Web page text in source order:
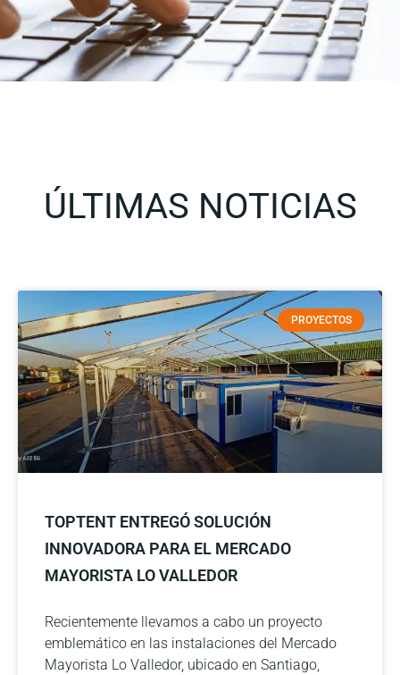
ÚLTIMAS NOTICIAS
PROYECTOS
TOPTENT ENTREGÓ SOLUCIÓN
INNOVADORA PARA EL MERCADO
MAYORISTA LO VALLEDOR
Recientemente llevamos a cabo un proyecto
emblemático en las instalaciones del Mercado
Mayorista Lo Valledor, ubicado en Santiago,